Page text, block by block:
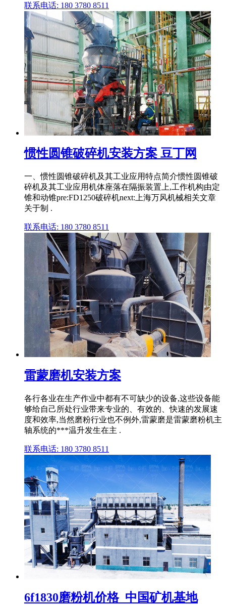
联系电话: 180 3780 8511
惯性圆锥破碎机安装方案 豆丁网
一、惯性圆锥破碎机及其工业应用特点简介惯性圆锥破
碎机及其工业应用机体座落在隔振装置上,工作机构由定
锥和动锥pre:FD1250破碎机next:上海万风机械相关文章
关于制 .
联系电话: 180 3780 8511
雷蒙磨机安装方案
各行各业在生产作业中都有不可缺少的设备,这些设备能
够给自己所处行业带来专业的、有效的、快速的发展速
度和效率,当然磨粉行业也不例外,雷蒙磨是雷蒙磨粉机主
轴系统的***温升发生在主 .
联系电话: 180 3780 8511
6f1830磨粉机价格_中国矿机基地